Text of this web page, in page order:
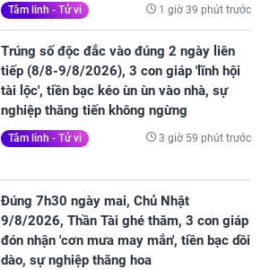
Tâm linh - Tử vi 1 giờ 39 phút trước
Trúng số độc đắc vào đúng 2 ngày liên
tiếp (8/8-9/8/2026), 3 con giáp 'lĩnh hội
tài lộc', tiền bạc kéo ùn ùn vào nhà, sự
nghiệp thăng tiến không ngừng
Tâm linh - Tử vi 3 giờ 59 phút trước
Đúng 7h30 ngày mai, Chủ Nhật
9/8/2026, Thần Tài ghé thăm, 3 con giáp
đón nhận 'cơn mưa may mắn', tiền bạc dồi
dào, sự nghiệp thăng hoa